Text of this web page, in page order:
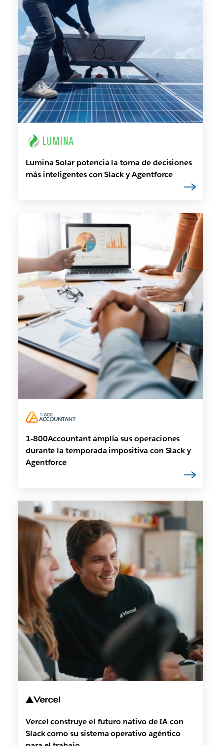
Lumina Solar potencia la toma de decisiones
más inteligentes con Slack y Agentforce
1-800Accountant amplía sus operaciones
durante la temporada impositiva con Slack y
Agentforce
Vercel construye el futuro nativo de IA con
Slack como su sistema operativo agéntico